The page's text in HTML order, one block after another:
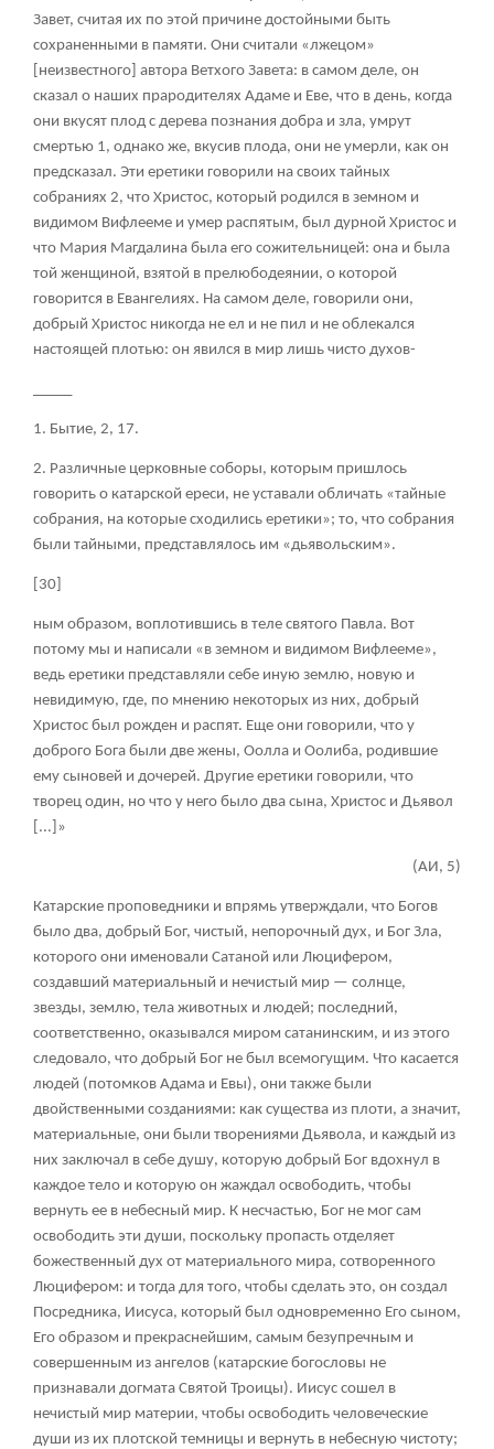
Завет, считая их по этой причине достойными быть
сохраненными в памяти. Они считали «лжецом»
[неизвестного] автора Ветхого Завета: в самом деле, он
сказал о наших прародителях Адаме и Еве, что в день, когда
они вкусят плод с дерева познания добра и зла, умрут
смертью 1, однако же, вкусив плода, они не умерли, как он
предсказал. Эти еретики говорили на своих тайных
собраниях 2, что Христос, который родился в земном и
видимом Вифлееме и умер распятым, был дурной Христос и
что Мария Магдалина была его сожительницей: она и была
той женщиной, взятой в прелюбодеянии, о которой
говорится в Евангелиях. На самом деле, говорили они,
добрый Христос никогда не ел и не пил и не облекался
настоящей плотью: он явился в мир лишь чисто духов-
1. Бытие, 2, 17.
2. Различные церковные соборы, которым пришлось
говорить о катарской ереси, не уставали обличать «тайные
собрания, на которые сходились еретики»; то, что собрания
были тайными, представлялось им «дьявольским».
[30]
ным образом, воплотившись в теле святого Павла. Вот
потому мы и написали «в земном и видимом Вифлееме»,
ведь еретики представляли себе иную землю, новую и
невидимую, где, по мнению некоторых из них, добрый
Христос был рожден и распят. Еще они говорили, что у
доброго Бога были две жены, Оолла и Оолиба, родившие
ему сыновей и дочерей. Другие еретики говорили, что
творец один, но что у него было два сына, Христос и Дьявол
[...]»
(АИ, 5)
Катарские проповедники и впрямь утверждали, что Богов
было два, добрый Бог, чистый, непорочный дух, и Бог Зла,
которого они именовали Сатаной или Люцифером,
создавший материальный и нечистый мир — солнце,
звезды, землю, тела животных и людей; последний,
соответственно, оказывался миром сатанинским, и из этого
следовало, что добрый Бог не был всемогущим. Что касается
людей (потомков Адама и Евы), они также были
двойственными созданиями: как существа из плоти, а значит,
материальные, они были творениями Дьявола, и каждый из
них заключал в себе душу, которую добрый Бог вдохнул в
каждое тело и которую он жаждал освободить, чтобы
вернуть ее в небесный мир. К несчастью, Бог не мог сам
освободить эти души, поскольку пропасть отделяет
божественный дух от материального мира, сотворенного
Люцифером: и тогда для того, чтобы сделать это, он создал
Посредника, Иисуса, который был одновременно Его сыном,
Его образом и прекраснейшим, самым безупречным и
совершенным из ангелов (катарские богословы не
признавали догмата Святой Троицы). Иисус сошел в
нечистый мир материи, чтобы освободить человеческие
души из их плотской темницы и вернуть в небесную чистоту;